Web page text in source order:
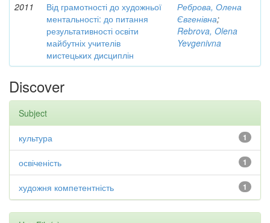
2011
Від грамотності до художньої
ментальності: до питання
результативності освіти
майбутніх учителів
мистецьких дисциплін
Реброва, Олена
Євгенівна;
Rebrova, Olena
Yevgenivna
Discover
Subject
1
культура
1
освіченість
1
художня компетентність